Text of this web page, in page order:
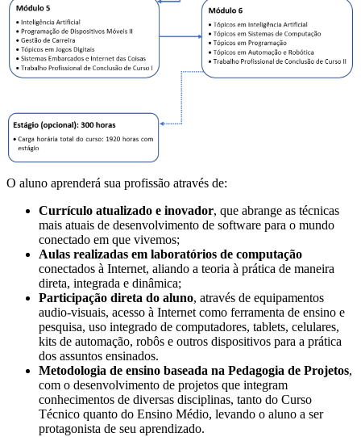
O aluno aprenderá sua profissão através de:
Currículo atualizado e inovador, que abrange as técnicas
mais atuais de desenvolvimento de software para o mundo
conectado em que vivemos;
Aulas realizadas em laboratórios de computação
conectados à Internet, aliando a teoria à prática de maneira
direta, integrada e dinâmica;
Participação direta do aluno, através de equipamentos
audio-visuais, acesso à Internet como ferramenta de ensino e
pesquisa, uso integrado de computadores, tablets, celulares,
kits de automação, robôs e outros dispositivos para a prática
dos assuntos ensinados.
Metodologia de ensino baseada na Pedagogia de Projetos,
com o desenvolvimento de projetos que integram
conhecimentos de diversas disciplinas, tanto do Curso
Técnico quanto do Ensino Médio, levando o aluno a ser
protagonista de seu aprendizado.